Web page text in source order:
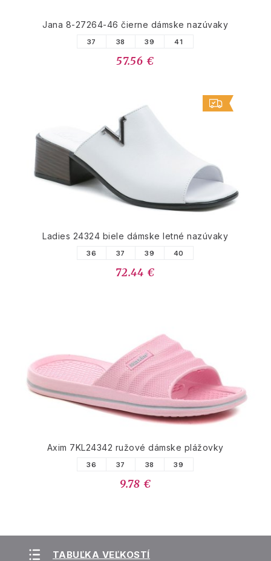
Jana 8-27264-46 čierne dámske nazúvaky
37 38 39 41
57.56 €
Ladies 24324 biele dámske letné nazúvaky
36 37 39 40
72.44 €
Axim 7KL24342 ružové dámske plážovky
36 37 38 39
9.78 €
TABUĽKA VEĽKOSTÍ